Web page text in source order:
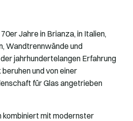
Jahre in Brianza, in Italien,
Wandtrennwände und
jahrhundertelangen Erfahrung
und von einer
für Glas angetrieben
kombiniert mit modernster